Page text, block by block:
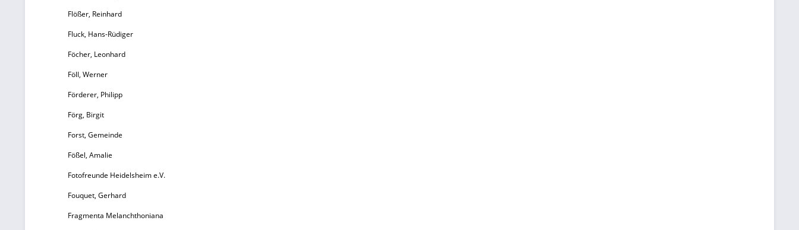
Flößer, Reinhard
Fluck, Hans-Rüdiger
Föcher, Leonhard
Föll, Werner
Förderer, Philipp
Förg, Birgit
Forst, Gemeinde
Fößel, Amalie
Fotofreunde Heidelsheim e.V.
Fouquet, Gerhard
Fragmenta Melanchthoniana